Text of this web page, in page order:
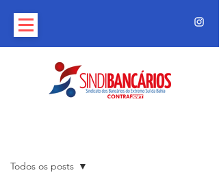
Todos os posts